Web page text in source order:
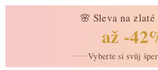
🌸 Sleva na
až -
Vyberte si svůj